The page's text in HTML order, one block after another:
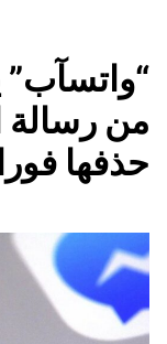
من رسالة
حذفها فورا